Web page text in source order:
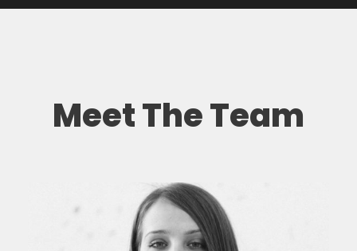
Meet The Team